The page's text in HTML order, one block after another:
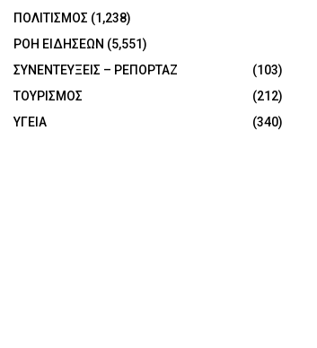
ΠΟΛΙΤΙΣΜΟΣ (1,238)
ΡΟΗ ΕΙΔΗΣΕΩΝ (5,551)
ΣΥΝΕΝΤΕΥΞΕΙΣ – ΡΕΠΟΡΤΑΖ
(103)
ΤΟΥΡΙΣΜΟΣ
(212)
ΥΓΕΙΑ
(340)